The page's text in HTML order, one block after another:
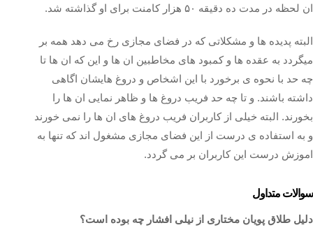
ان لحظه در مدت ده دقیقه ۵۰ هزار کامنت برای او گذاشته شد.
البته پدیده ها و مشکلاتی که در فضای مجازی رخ می دهد همه بر
میگردد به عقده ها و کمبود های مخاطبین ان ها و این که ان ها تا
چه حد با نحوه ی برخورد با این اشخاص و دروغ هایشان اگاهی
داشته باشند‌. و تا چه حد فریب دروغ ها و ظاهر نمایی ان ها را
بخورند. البته خیلی از کاربران فریب دروغ های ان ها را نمی خورند
و به استفاده ی درست از این فضای مجازی مشغول اند که تنها به
اموزش درست این کاربران بر می گردد.
سوالات متداول
دلیل طلاق پویان مختاری از نیلی افشار چه بوده است؟